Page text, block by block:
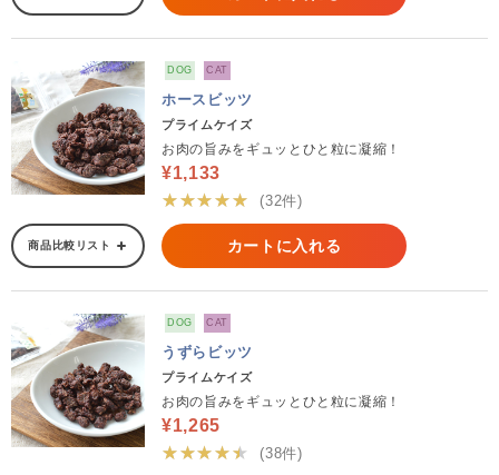
DOG CAT
ホースビッツ
プライムケイズ
お肉の旨みをギュッとひと粒に凝縮！
¥1,133
★★★★★
(32件)
商品比較リスト カートに入れる
DOG CAT
うずらビッツ
プライムケイズ
お肉の旨みをギュッとひと粒に凝縮！
¥1,265
★★★★★
(38件)